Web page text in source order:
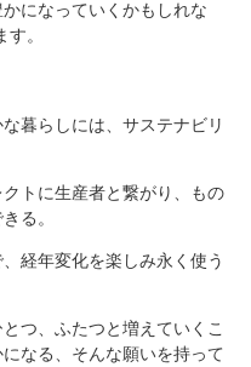
になっていくかもしれな
。
暮らしには、サステナビリ
トに生産者と繋がり、もの
る。
経年変化を楽しみ永く使う
つ、ふたつと増えていくこ
なる、そんな願いを持って